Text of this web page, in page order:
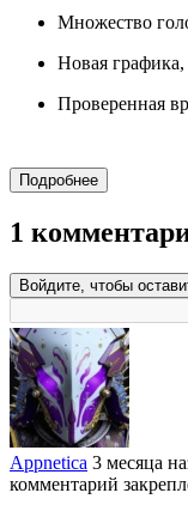
Множество
Новая
Проверенная
Подробнее
1
Войдите, чтобы
Appnetica 3 месяца
комментарий